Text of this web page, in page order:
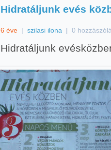
Hidratáljunk evés
6 éve | szilasi ilona | 0
Hidratáljunk